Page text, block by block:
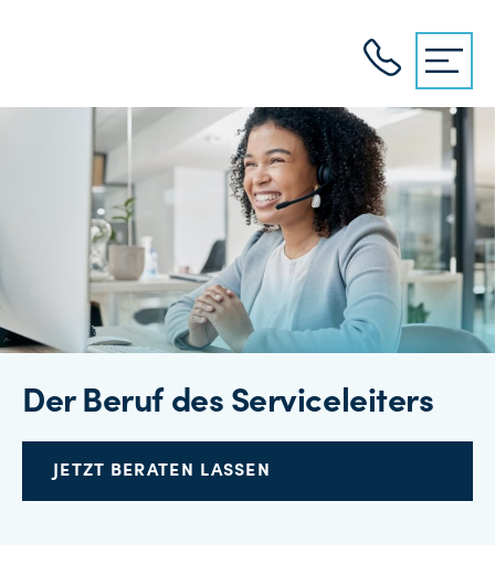
Der Beruf des Serviceleiters
JETZT BERATEN LASSEN